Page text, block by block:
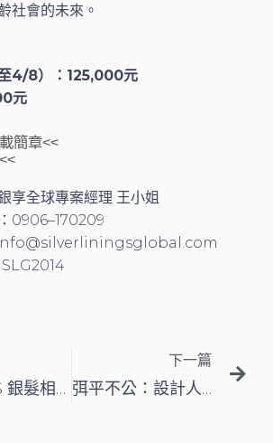
社會的未來。
4/8）：125,000元
元
簡章<<
享全球專案經理 王小姐
0906–170209
2019 CES 銀髮相關產品分享
下一篇
弭平不公：設計人人都可負擔的長壽方案